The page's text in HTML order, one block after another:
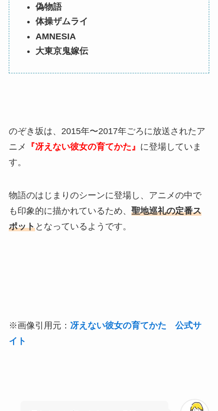
偽物語
体操ザムライ
AMNESIA
大東京鬼嫁伝
のぞき坂は、2015年〜2017年ごろに放送されたア
ニメ
『冴えない彼女の育てかた』 に登場していま
す。
物語のはじまりのシーンに登場し、アニメの中で
も印象的に描かれているため、 聖地巡礼の定番ス
ポットとなっているようです。
※画像引用元： 冴えない彼女の育てかた 公式サ
イト